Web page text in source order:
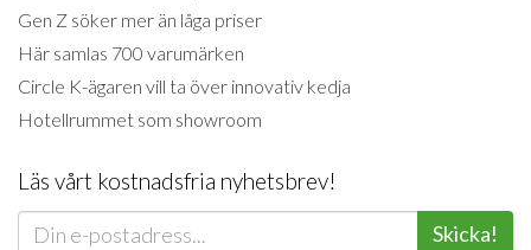
Gen Z söker mer än låga priser
Här samlas 700 varumärken
Circle K-ägaren vill ta över innovativ kedja
Hotellrummet som showroom
Läs vårt kostnadsfria nyhetsbrev!
Skicka!